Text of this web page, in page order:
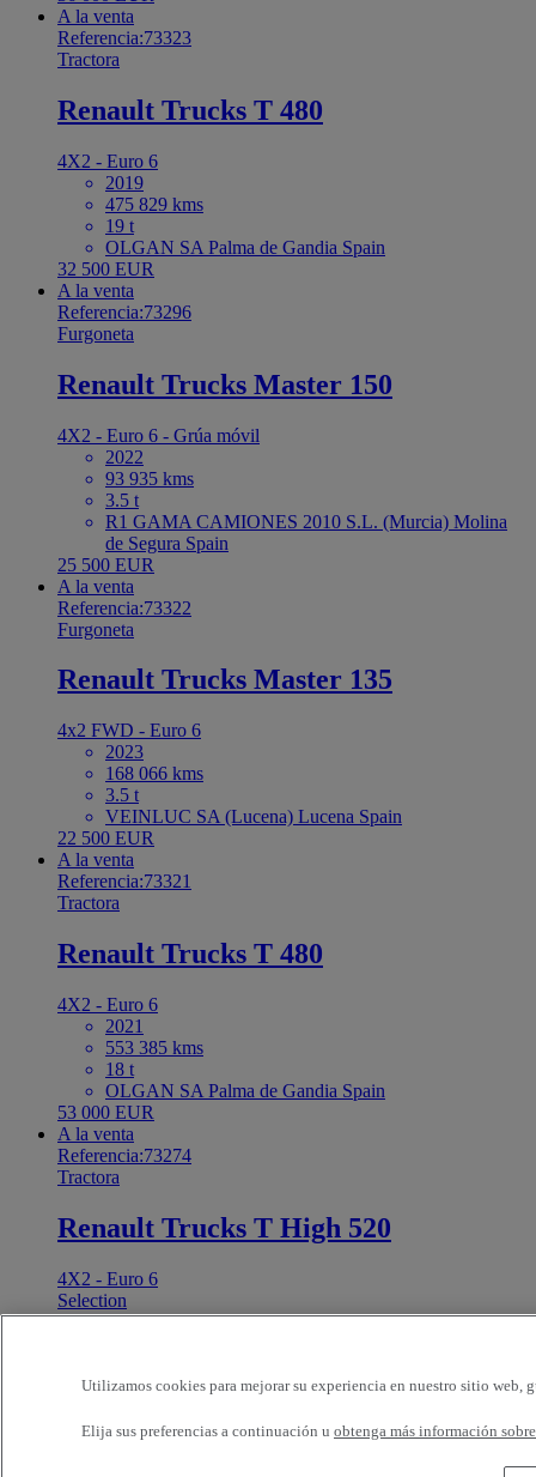
A la venta
Referencia:73323
Tractora
Renault Trucks T 480
4X2 - Euro 6
2019
475 829 kms
19 t
OLGAN SA Palma de Gandia Spain
32 500 EUR
A la venta
Referencia:73296
Furgoneta
Renault Trucks Master 150
4X2 - Euro 6 - Grúa móvil
2022
93 935 kms
3.5 t
R1 GAMA CAMIONES 2010 S.L. (Murcia) Molina
de Segura Spain
25 500 EUR
A la venta
Referencia:73322
Furgoneta
Renault Trucks Master 135
4x2 FWD - Euro 6
2023
168 066 kms
3.5 t
VEINLUC SA (Lucena) Lucena Spain
22 500 EUR
A la venta
Referencia:73321
Tractora
Renault Trucks T 480
4X2 - Euro 6
2021
553 385 kms
18 t
OLGAN SA Palma de Gandia Spain
53 000 EUR
A la venta
Referencia:73274
Tractora
Renault Trucks T High 520
4X2 - Euro 6
Selection
2021
R1 GAMA CAMIONES 2010 S.L. (Murcia) Molina
53 000 EUR
Utilizamos cookies para mejorar su experiencia en nuestro sitio web,
Elija sus preferencias a continuación u obtenga más información